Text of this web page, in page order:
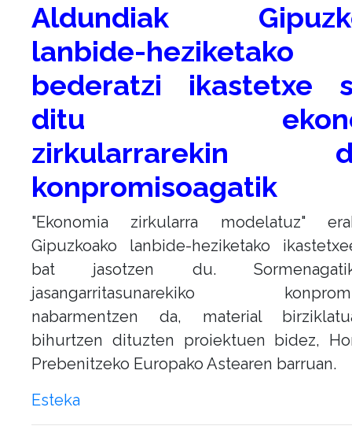
Aldundiak
lanbide-heziketako
bederatzi ikastetxe
ditu
zirkularrarekin
konpromisoagatik
"Ekonomia zirkularra modelatuz"
Gipuzkoako lanbide-heziketako
bat jasotzen du.
jasangarritasunarekiko
nabarmentzen da, material
bihurtzen dituzten proiektuen bidez,
Prebenitzeko Europako Astearen barruan.
Esteka